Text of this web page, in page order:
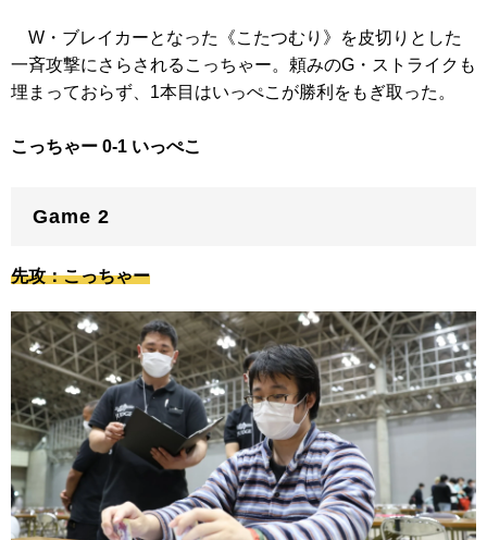
W・ブレイカーとなった 《こたつむり》
を皮切りとした
一斉攻撃にさらされるこっちゃー。頼みのG・ストライクも
埋まっておらず、1本目はいっぺこが勝利をもぎ取った。
こっちゃー 0-1 いっぺこ
Game 2
先攻：こっちゃー